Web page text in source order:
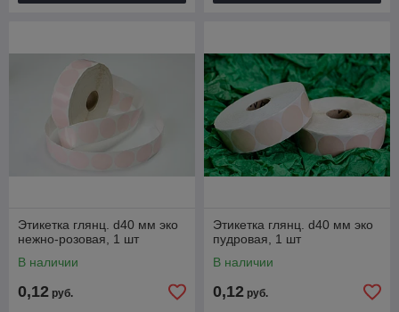
Этикетка глянц. d40 мм эко
нежно-розовая, 1 шт
В наличии
0,12 руб.
Этикетка глянц. d40 мм эко
пудровая, 1 шт
В наличии
0,12 руб.